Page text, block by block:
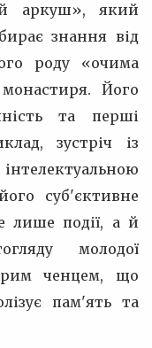
аркуш», який
знання від
роду «очима
Його
та перші
зустріч із
суб'єктивне
лише події, а й
молодої
ченцем, що
пам'ять та